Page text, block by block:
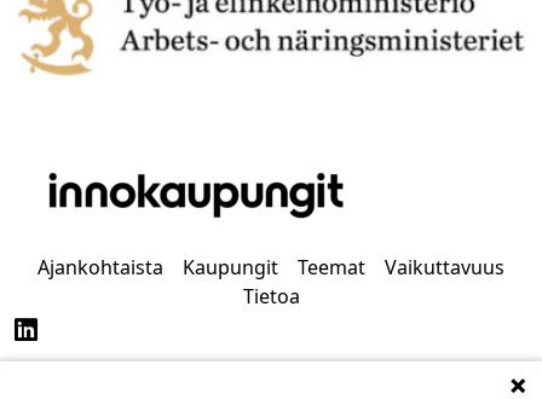
Ajankohtaista Kaupungit Teemat
Vaikuttavuus
Tietoa